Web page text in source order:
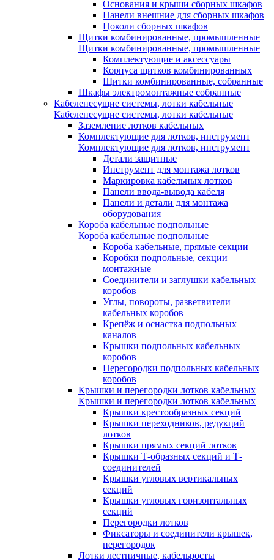
Основания и крыши сборных шкафов
Панели внешние для сборных шкафов
Цоколи сборных шкафов
Щитки комбинированные, промышленные
Щитки комбинированные, промышленные
Комплектующие и аксессуары
Корпуса щитков комбинированных
Щитки комбинированные, собранные
Шкафы электромонтажные собранные
Кабеленесущие системы, лотки кабельные
Кабеленесущие системы, лотки кабельные
Заземление лотков кабельных
Комплектующие для лотков, инструмент
Комплектующие для лотков, инструмент
Детали защитные
Инструмент для монтажа лотков
Маркировка кабельных лотков
Панели ввода-вывода кабеля
Панели и детали для монтажа
оборудования
Короба кабельные подпольные
Короба кабельные подпольные
Короба кабельные, прямые секции
Коробки подпольные, секции
монтажные
Соединители и заглушки кабельных
коробов
Углы, повороты, разветвители
кабельных коробов
Крепёж и оснастка подпольных
каналов
Крышки подпольных кабельных
коробов
Перегородки подпольных кабельных
коробов
Крышки и перегородки лотков кабельных
Крышки и перегородки лотков кабельных
Крышки крестообразных секций
Крышки переходников, редукций
лотков
Крышки прямых секций лотков
Крышки Т-образных секций и Т-
соединителей
Крышки угловых вертикальных
секций
Крышки угловых горизонтальных
секций
Перегородки лотков
Фиксаторы и соединители крышек,
перегородок
Лотки лестничные, кабельросты